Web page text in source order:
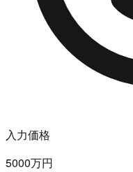
入力価格
5000万円